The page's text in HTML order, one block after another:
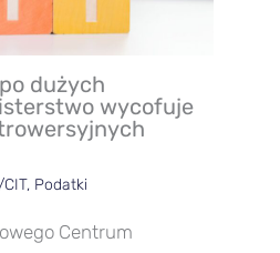
dużych
wycofuje
CIT, Podatki
Centrum